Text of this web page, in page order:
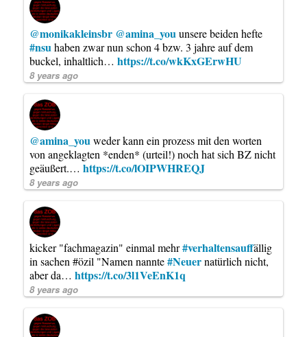
@monikakleinsbr @amina_youunsere beiden hefte
#nsuhaben zwar nun schon 4 bzw. 3 jahre auf dem
buckel, inhaltlich…https://t.co/wkKxGErwHU
8 years ago
@amina_youweder kann ein prozess mit den worten
von angeklagten *enden* (urteil!) noch hat sich BZ nicht
geäußert.…https://t.co/lOIPWHREQJ
8 years ago
kicker "fachmagazin" einmal mehr#verhaltensauffällig
in sachen #özil "Namen nannte#Neuernatürlich nicht,
aber da…https://t.co/3l1VeEnK1q
8 years ago